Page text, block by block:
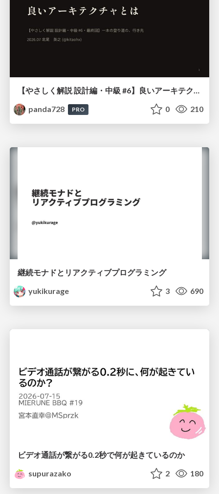
【やさしく解説 設計編・中級 #6】良いアーキテクチャとは ～ 一本の登り道の、行き先 ～
panda728
PRO 0 210
継続モナドとリアクティブプログラミング
yukikurage
3 690
ビデオ通話が繋がる0.2秒で何が起きているのか
supurazako
2 180